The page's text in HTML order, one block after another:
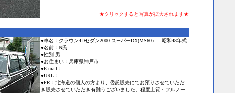
★クリックすると写真が拡大されます★
●車名：クラウン4Dセダン2000 スーパーDX(MS60） 昭和48年式
●名前：N氏
●性別:男
●お住まい：兵庫県神戸市
●E-mail：
●URL：
●PR：北海道の個人の方より、委託販売にてお預りさせていただ
き販売させていただき有難うございました。程度上質・フルノー